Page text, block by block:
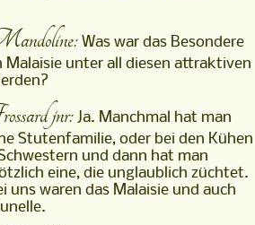
Was war das Besondere
Malaisie unter all diesen attraktiven
jnr: Ja. Manchmal hat man
Stutenfamilie, oder bei den Kühen
und dann hat man
eine, die unglaublich züchtet.
uns waren das Malaisie und auch